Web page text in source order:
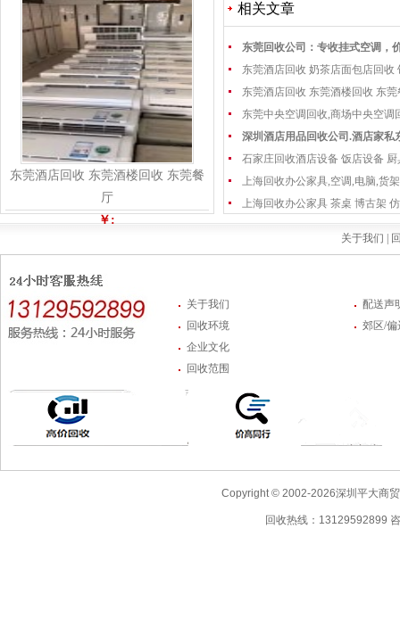
东莞酒店回收 东莞酒楼回收 东莞餐
厅
￥:
相关文章
东莞回收公司：专收挂式空调，
东莞酒店回收 奶茶店面包店回收
东莞酒店回收 东莞酒楼回收 东
东莞中央空调回收,商场中央空调
深圳酒店用品回收公司.酒店家私
石家庄回收酒店设备 饭店设备 厨
上海回收办公家具,空调,电脑,货
上海回收办公家具 茶桌 博古架
关于我们 |
关于我们
回收环境
企业文化
回收范围
配送声
郊区/
Copyright © 2002-2026深圳平大商
回收热线：13129592899